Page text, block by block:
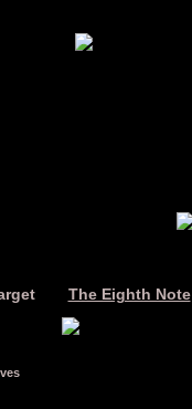
The Eighth Note